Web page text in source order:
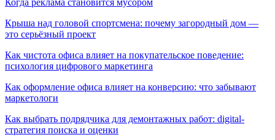
Крыша над головой спортсмена: почему загородный дом —
это серьёзный проект
Как чистота офиса влияет на покупательское поведение:
психология цифрового маркетинга
Как оформление офиса влияет на конверсию: что забывают
маркетологи
Как выбрать подрядчика для демонтажных работ: digital-
стратегия поиска и оценки